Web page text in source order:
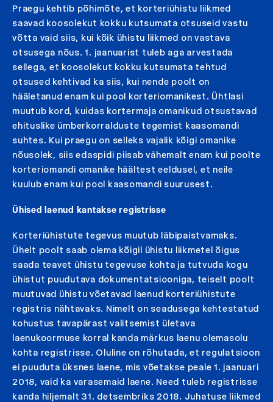
Praegu kehtib põhimõte, et korteriühistu liikmed
saavad koosolekut kokku kutsumata otsuseid vastu
võtta vaid siis, kui kõik ühistu liikmed on vastava
otsusega nõus. 1. jaanuarist tuleb aga arvestada
sellega, et koosolekut kokku kutsumata tehtud
otsused kehtivad ka siis, kui nende poolt on
hääletanud enam kui pool korteriomanikest. Ühtlasi
muutub kord, kuidas kortermaja omanikud otsustavad
ehituslike ümberkorralduste tegemist kaasomandi
suhtes. Kui praegu on selleks vajalik kõigi omanike
nõusolek, siis edaspidi piisab vähemalt enam kui poolte
korteriomandi omanike häältest eeldusel, et neile
kuulub enam kui pool kaasomandi suurusest.
Ühised laenud kantakse registrisse
Korteriühistute tegevus muutub läbipaistvamaks.
Ühelt poolt saab olema kõigil ühistu liikmetel õigus
saada teavet ühistu tegevuse kohta ja tutvuda kogu
ühistut puudutava dokumentatsiooniga, teiselt poolt
muutuvad ühistu võetavad laenud korteriühistute
registris nähtavaks. Nimelt on seadusega kehtestatud
kohustus tavapärast valitsemist ületava
laenukoormuse korral kanda märkus laenu olemasolu
kohta registrisse. Oluline on rõhutada, et regulatsioon
ei puuduta üksnes laene, mis võetakse peale 1. jaanuari
2018, vaid ka varasemaid laene. Need tuleb registrisse
kanda hiljemalt 31. detsembriks 2018. Juhatuse liikmed